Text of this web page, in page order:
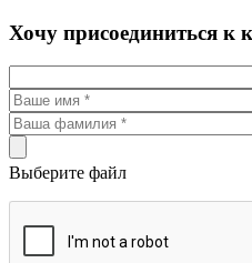
Хочу присоединиться к
Выберите файл